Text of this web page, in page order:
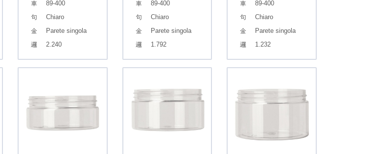
89-400
Chiaro
Parete singola
2.240
89-400
Chiaro
Parete singola
1.792
89-400
Chiaro
Parete singola
1.232